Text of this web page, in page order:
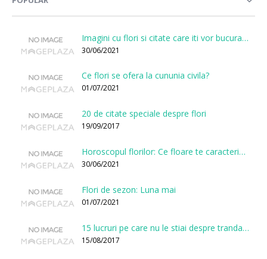
Imagini cu flori si citate care iti vor bucura sufletul
30/06/2021
Ce flori se ofera la cununia civila?
01/07/2021
20 de citate speciale despre flori
19/09/2017
Horoscopul florilor: Ce floare te caracterizeaza in functie de ziua nasterii?
30/06/2021
Flori de sezon: Luna mai
01/07/2021
15 lucruri pe care nu le stiai despre trandafiri
15/08/2017